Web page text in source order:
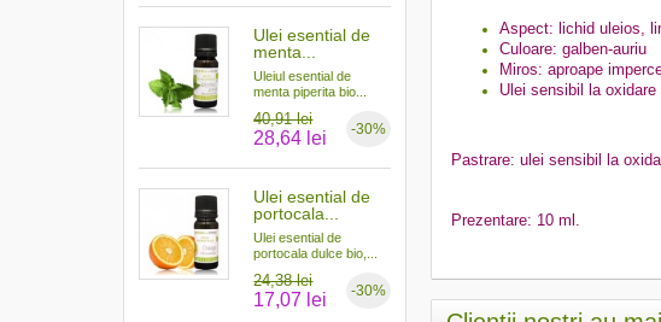
Ulei esential de
menta...
Uleiul esential de
menta piperita bio...
40,91 lei
-30%
28,64 lei
Ulei esential de
portocala...
Ulei esential de
portocala dulce bio,...
24,38 lei
-30%
17,07 lei
Aspect: lichid uleios,
Culoare: galben-auriu
Miros: aproape
Ulei sensibil la oxidare
Pastrare: ulei sensibil la
Prezentare: 10 ml.